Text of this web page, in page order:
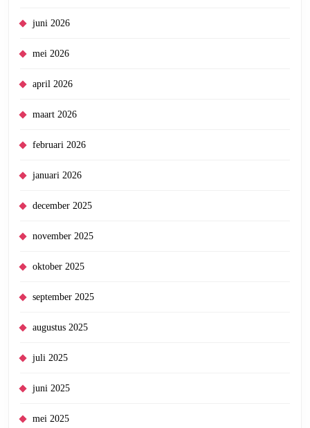
juni 2026
mei 2026
april 2026
maart 2026
februari 2026
januari 2026
december 2025
november 2025
oktober 2025
september 2025
augustus 2025
juli 2025
juni 2025
mei 2025